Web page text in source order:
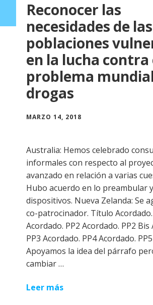
Reconocer las
necesidades de las
poblaciones
en la lucha contra
problema
drogas
MARZO 14, 2018
Australia: Hemos celebrado
informales con respecto al
avanzado en relación a varias
Hubo acuerdo en lo preambular
dispositivos. Nueva Zelanda: Se
co-patrocinador. Título Acordado.
Acordado. PP2 Acordado. PP2 Bis
PP3 Acordado. PP4 Acordado.
Apoyamos la idea del párrafo
cambiar …
Leer más